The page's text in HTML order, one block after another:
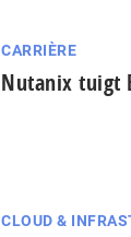
CARRIÈRE
Nutanix tuigt
CLOUD &